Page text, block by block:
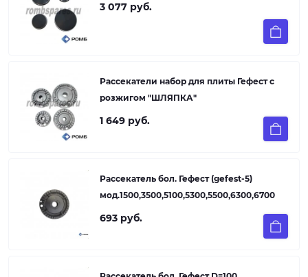
3 077 руб.
Рассекатели набор для плиты Гефест с
розжигом "ШЛЯПКА"
1 649 руб.
Рассекатель бол. Гефест (gefest-5)
мод.1500,3500,5100,5300,5500,6300,6700
693 руб.